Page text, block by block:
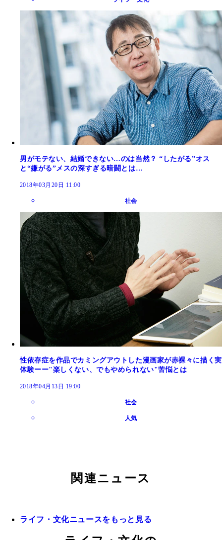
男がモテない、結婚できない…のは当然？ “したがる”オス
と“嫌がる”メスの深すぎる暗闘とは…
2018年03月20日 11:00
社会
性依存症を作品でカミングアウトした漫画家が赤裸々に描く実
体験ーー"楽しくない、でもやめられない"苦悩とは
2018年04月13日 19:00
社会
人気
関連ニュース
ライフ・文化ニュースをもっと見る